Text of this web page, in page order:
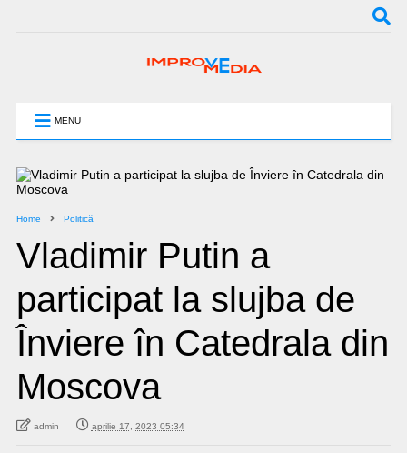
MENU
Home Politică
Vladimir Putin a
participat la slujba de
Înviere în Catedrala din
Moscova
admin aprilie 17, 2023 05:34